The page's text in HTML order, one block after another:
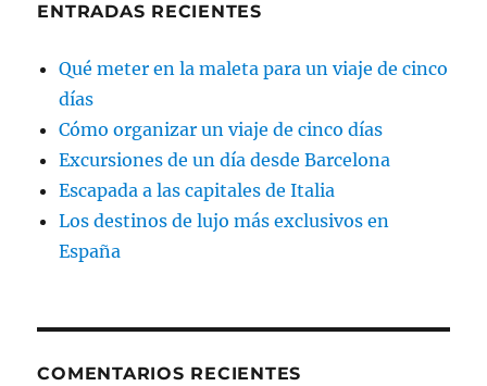
ENTRADAS RECIENTES
Qué meter en la maleta para un viaje de cinco
días
Cómo organizar un viaje de cinco días
Excursiones de un día desde Barcelona
Escapada a las capitales de Italia
Los destinos de lujo más exclusivos en
España
COMENTARIOS RECIENTES